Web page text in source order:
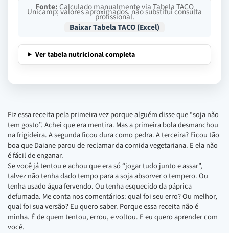
Fonte:Calculado manualmente via Tabela TACO
Unicamp; valores aproximados, não substitui consulta
profissional.
Baixar Tabela TACO (Excel)
Ver tabela nutricional completa
Fiz essa receita pela primeira vez porque alguém disse que “soja não
tem gosto”. Achei que era mentira. Mas a primeira bola desmanchou
na frigideira. A segunda ficou dura como pedra. A terceira? Ficou tão
boa que Daiane parou de reclamar da comida vegetariana. E ela não
é fácil de enganar.
Se você já tentou e achou que era só “jogar tudo junto e assar”,
talvez não tenha dado tempo para a soja absorver o tempero. Ou
tenha usado água fervendo. Ou tenha esquecido da páprica
defumada. Me conta nos comentários: qual foi seu erro? Ou melhor,
qual foi sua versão? Eu quero saber. Porque essa receita não é
minha. É de quem tentou, errou, e voltou. E eu quero aprender com
você.